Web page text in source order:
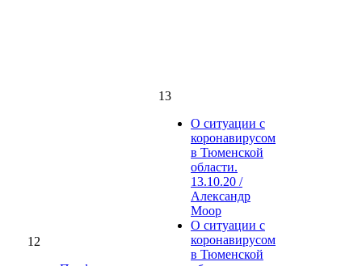
12
13
О ситуации с
коронавирусом
в Тюменской
области.
13.10.20 /
Александр
Моор
О ситуации с
коронавирусом
в Тюменской